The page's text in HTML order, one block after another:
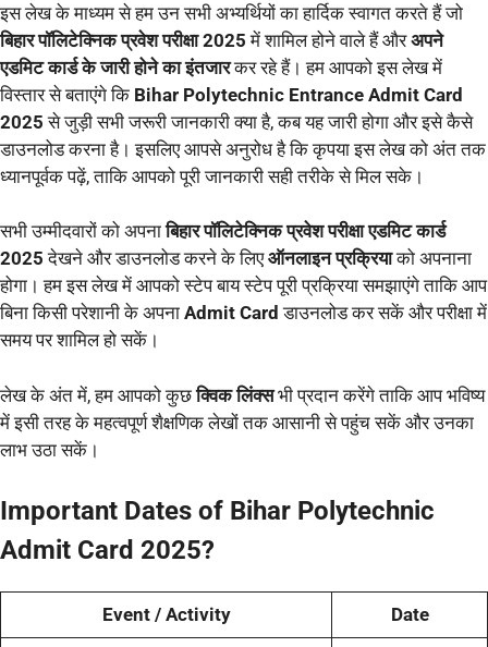
इस लेख के माध्यम से हम उन सभी अभ्यर्थियों का हार्दिक स्वागत करते हैं जो
बिहार पॉलिटेक्निक प्रवेश परीक्षा 2025 में शामिल होने वाले हैं औरअपने
एडमिट कार्ड के जारी होने का इंतजारकर रहे हैं। हम आपको इस लेख में
विस्तार से बताएंगे कि Bihar Polytechnic Entrance Admit Card
2025 से जुड़ी सभी जरूरी जानकारी क्या है, कब यह जारी होगा और इसे कैसे
डाउनलोड करना है। इसलिए आपसे अनुरोध है कि कृपया इस लेख को अंत तक
ध्यानपूर्वक पढ़ें, ताकि आपको पूरी जानकारी सही तरीके से मिल सके।
सभी उम्मीदवारों को अपनाबिहार पॉलिटेक्निक प्रवेश परीक्षा एडमिट कार्ड
2025 देखने और डाउनलोड करने के लिएऑनलाइन प्रक्रियाको अपनाना
होगा। हम इस लेख में आपको स्टेप बाय स्टेप पूरी प्रक्रिया समझाएंगे ताकि आप
बिना किसी परेशानी के अपना Admit Card डाउनलोड कर सकें और परीक्षा में
समय पर शामिल हो सकें।
लेख के अंत में, हम आपको कुछक्विक लिंक्सभी प्रदान करेंगे ताकि आप भविष्य
में इसी तरह के महत्वपूर्ण शैक्षणिक लेखों तक आसानी से पहुंच सकें और उनका
लाभ उठा सकें।
Important Dates of Bihar Polytechnic
Admit Card 2025?
Event / Activity Date